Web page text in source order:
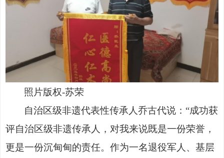
照片版权-苏荣
自治区级非遗代表性传承人乔古代说： “成功获
评自治区级非遗传承人，对我来说既是一份荣誉，
更是一份沉甸甸的责任。作为一名退役军人、基层